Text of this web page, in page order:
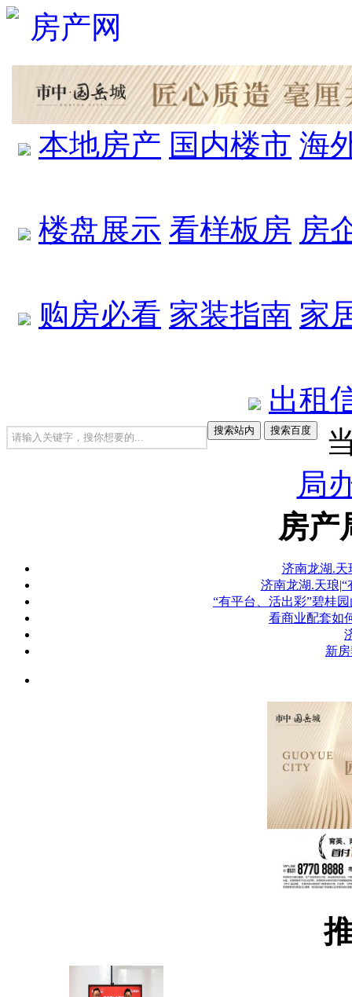
本地房产 国内楼市 海
楼盘展示 看样板房 房
购房必看 家装指南 家
出租
局
房产
济南龙湖.天
济南龙湖.天琅
“有平台、活出彩”碧桂
看商业配套如
新